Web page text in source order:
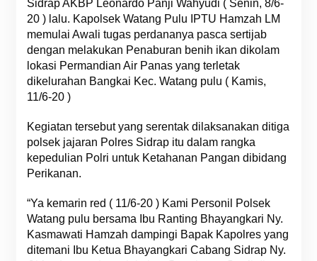
Sidrap AKBP Leonardo Panji Wahyudi ( Senin, 8/6-
20 ) lalu. Kapolsek Watang Pulu IPTU Hamzah LM
memulai Awali tugas perdananya pasca sertijab
dengan melakukan Penaburan benih ikan dikolam
lokasi Permandian Air Panas yang terletak
dikelurahan Bangkai Kec. Watang pulu ( Kamis,
11/6-20 )
Kegiatan tersebut yang serentak dilaksanakan ditiga
polsek jajaran Polres Sidrap itu dalam rangka
kepedulian Polri untuk Ketahanan Pangan dibidang
Perikanan.
“Ya kemarin red ( 11/6-20 ) Kami Personil Polsek
Watang pulu bersama Ibu Ranting Bhayangkari Ny.
Kasmawati Hamzah dampingi Bapak Kapolres yang
ditemani Ibu Ketua Bhayangkari Cabang Sidrap Ny.